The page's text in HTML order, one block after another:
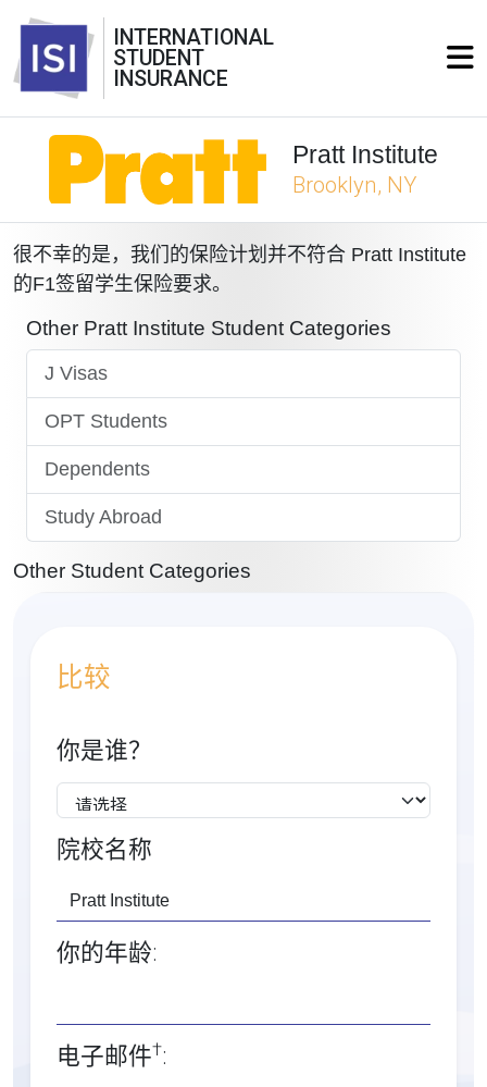
INTERNATIONAL
STUDENT
INSURANCE
Pratt Institute
Brooklyn, NY
很不幸的是，我们的保险计划并不符合 Pratt Institute
的F1签留学生保险要求。
Other Pratt Institute Student Categories
J Visas
OPT Students
Dependents
Study Abroad
Other Student Categories
比较
你是谁？
院校名称
你的年龄:
电子邮件†: